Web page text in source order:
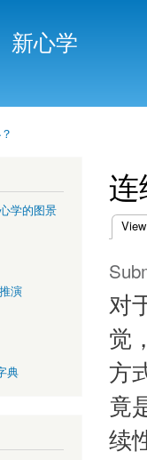
新心学
学的图景
演
典
连
View
对
觉
方
竟
续